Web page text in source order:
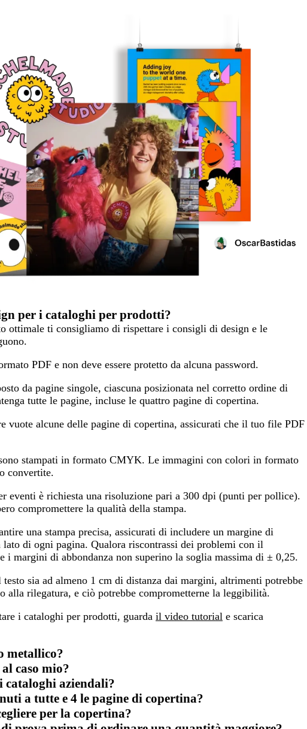
per i cataloghi per prodotti?
ottimale ti consigliamo di rispettare i consigli di design e le
PDF e non deve essere protetto da alcuna password.
da pagine singole, ciascuna posizionata nel corretto ordine di
tutte le pagine, incluse le quattro pagine di copertina.
vuote alcune delle pagine di copertina, assicurati che il tuo file PDF
stampati in formato CMYK. Le immagini con colori in formato
convertite.
eventi è richiesta una risoluzione pari a 300 dpi (punti per pollice).
compromettere la qualità della stampa.
una stampa precisa, assicurati di includere un margine di
lato di ogni pagina. Qualora riscontrassi dei problemi con il
i margini di abbondanza non superino la soglia massima di ± 0,25.
testo sia ad almeno 1 cm di distanza dai margini, altrimenti potrebbe
alla rilegatura, e ciò potrebbe comprometterne la leggibilità.
i cataloghi per prodotti, guarda il video tutorial e scarica
metallico?
caso mio?
cataloghi aziendali?
a tutte e 4 le pagine di copertina?
per la copertina?